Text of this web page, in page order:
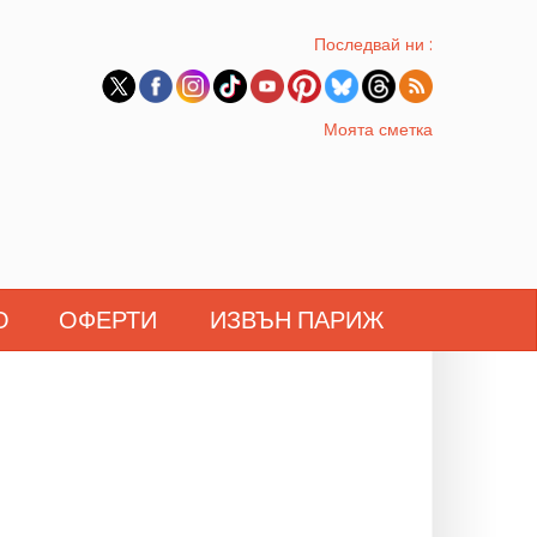
Последвай ни :
Моята сметка
ОФЕРТИ ИЗВЪН ПАРИЖ